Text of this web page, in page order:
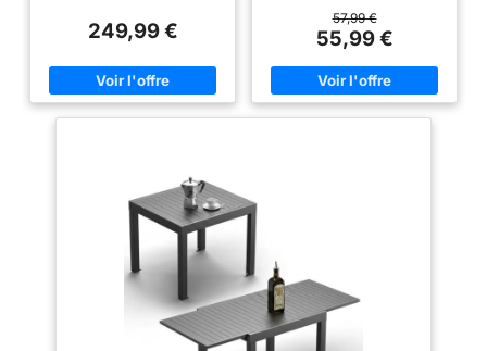
profitez de moments chaleureux
d'installation et de rangement
grâce à ses 8 chaises
empilables - facile à entretenir
190 x l. 80 x H. 73 cm -
Dimensions chaise : L. 51.5 x l.
68 x H. 84 cm
249,99 €
Camping - Stable et
Robuste
facilement jusqu'à huit
personnes ! De dimensions 180
cm de longueur et 74 cm de
largeur, la table supporte un
poids de 175 kg sur son
plateau. Pliante en deux et
expédition directe depuis notre
entrepôt dans la Loire
57,99 €
55,99 €